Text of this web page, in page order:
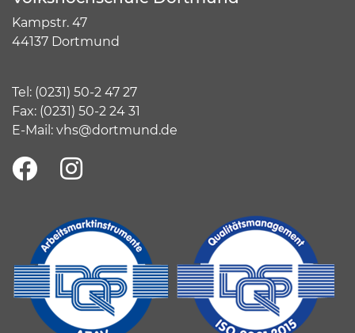
Kampstr. 47
44137 Dortmund
Tel: (0231) 50-2 47 27
Fax: (0231) 50-2 24 31
E-Mail: vhs@dortmund.de